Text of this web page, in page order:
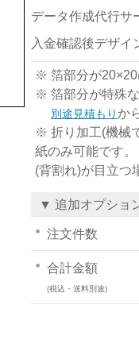
データ作成代行サ
入金確認後デザイ
※ 箔部分が20×20
※ 箔部分が特殊
別途見積もりか
※ 折り加工(機械
紙のみ可能です
(背割れ)が目立つ
▼ 追加オプショ
注文件数
合計金額
(税込・送料別途)